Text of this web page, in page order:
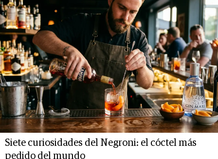
Siete curiosidades del Negroni: el cóctel más
pedido del mundo